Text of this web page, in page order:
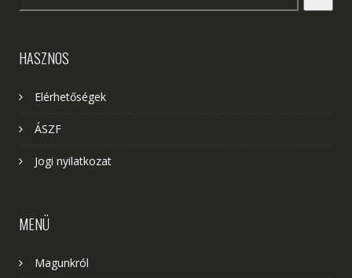
HASZNOS
Elérhetőségek
ÁSZF
Jogi nyilatkozat
MENÜ
Magunkról